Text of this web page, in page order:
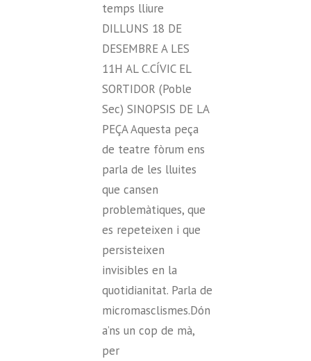
temps lliure
DILLUNS 18 DE
DESEMBRE A LES
11H AL C.CÍVIC EL
SORTIDOR (Poble
Sec) SINOPSIS DE LA
PEÇA Aquesta peça
de teatre fòrum ens
parla de les lluites
que cansen
problemàtiques, que
es repeteixen i que
persisteixen
invisibles en la
quotidianitat. Parla de
micromasclismes.Dón
a’ns un cop de mà,
per